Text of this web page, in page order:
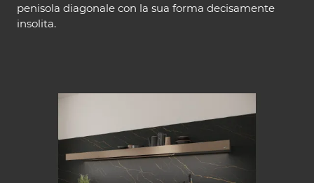
penisola diagonale con la sua forma decisamente
insolita.